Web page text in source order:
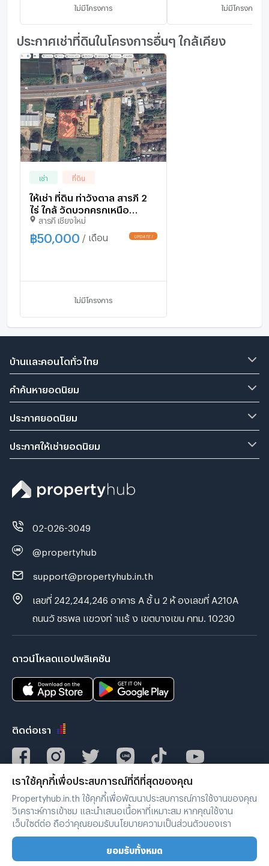
ไม่มีโครงการ ไม่มีโครงการ
ประกาศเช่าที่ดินในโครงการอื่นๆ ใกล้เคียง
เช่า ที่ดิน
ให้เช่า ที่ดิน ท่าวังตาล สารภี 2
ไร่ ใกล้ วัดบวกครกเหนือ
(ID:257LR)
สารภี เชียงใหม่
฿50,000 / เดือน
ไม่มีโครงการ
บ้านและคอนโดทั่วไทย
คำค้นหายอดนิยม
ประกาศยอดนิยม
ประกาศให้เช่ายอดนิยม
02-026-3049
@propertyhub
support@propertyhub.in.th
เลขที่ 242,244,246 อาคาร A ชั้ น 2 ห้ องเลขที่ A210A
ถนนวั ชรพล แขวงท่ าแร้ ง เขตบางเขน กทม. 10230
ดาวน์โหลดแอปพลิเคชัน
ติดต่อเรา
Copyright © 2019-2020
เราใช้คุกกี้เพื่อประสบการณ์ที่ดีที่สุดของคุณ
Propertyhub.in.th ใช้คุกกี้เพื่อพัฒนาประสบการณ์การใช้งานของคุณ
วิเคราะห์การเข้าชม และนำเสนอเนื้อหาที่เหมาะสม หากคุณใช้งาน
เว็บไซต์ต่อ ถือว่าคุณยอมรับนโยบายความเป็นส่วนตัวของเรา
ยอมรับทั้งหมด